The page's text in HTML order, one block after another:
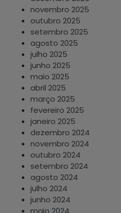
novembro 2025
outubro 2025
setembro 2025
agosto 2025
julho 2025
junho 2025
maio 2025
abril 2025
março 2025
fevereiro 2025
janeiro 2025
dezembro 2024
novembro 2024
outubro 2024
setembro 2024
agosto 2024
julho 2024
junho 2024
maio 2024